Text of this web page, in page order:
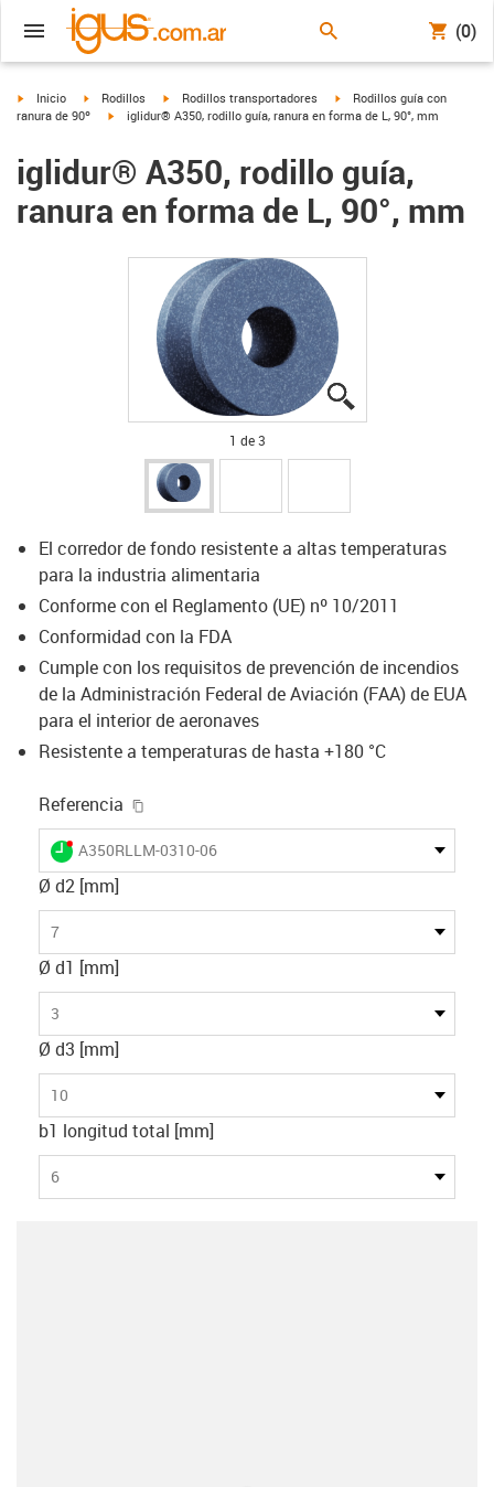
(0)
igus-icon-arrow-right
Inicio igus-icon-arrow-right
Rodillos igus-icon-arrow-right
Rodillos transportadores igus-icon-arrow-right
Rodillos guía con
ranura de 90º
igus-icon-arrow-right
iglidur® A350, rodillo guía, ranura en forma de L, 90°, mm
iglidur® A350, rodillo guía,
ranura en forma de L, 90°, mm
1 de 3
El corredor de fondo resistente a altas temperaturas
para la industria alimentaria
Conforme con el Reglamento (UE) nº 10/2011
Conformidad con la FDA
Cumple con los requisitos de prevención de incendios
de la Administración Federal de Aviación (FAA) de EUA
para el interior de aeronaves
Resistente a temperaturas de hasta +180 °C
Referencia
igus-icon-lieferzeit-dot
A350RLLM-0310-06
Ø d2 [mm]
7
Ø d1 [mm]
3
Ø d3 [mm]
10
b1 longitud total [mm]
6